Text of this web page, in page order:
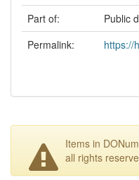
Part of:
Public
Permalink:
https://
Items in
all rights